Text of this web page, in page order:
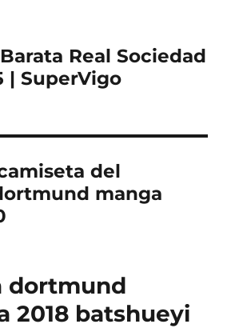
Real Sociedad
| SuperVigo
del
manga
dortmund
2018 batshueyi